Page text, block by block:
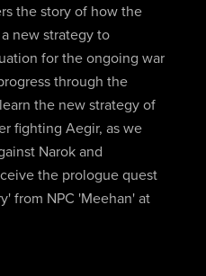
the story of how the
new strategy to
for the ongoing war
through the
the new strategy of
fighting Aegir, as we
Narok and
the prologue quest
from NPC 'Meehan' at